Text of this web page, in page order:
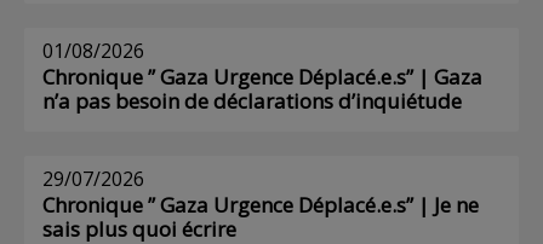
01/08/2026
Chronique ” Gaza Urgence Déplacé.e.s” | Gaza
n’a pas besoin de déclarations d’inquiétude
29/07/2026
Chronique ” Gaza Urgence Déplacé.e.s” | Je ne
sais plus quoi écrire